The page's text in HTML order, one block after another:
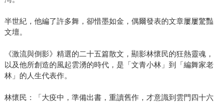
半世紀，他編了許多舞，卻惜墨如金，偶爾發表的文章屢屢驚豔
文壇。
《激流與倒影》精選的二十五篇散文，顯影林懷民的狂熱靈魂，
以及他所創造的風起雲湧的時代，是「文青小林」到「編舞家老
林」的人生代表作。
林懷民：「大疫中，準備出書，重讀舊作，才意識到雲門四十六